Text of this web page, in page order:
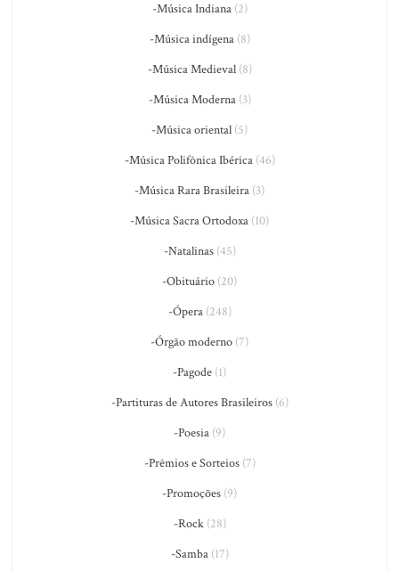
-Música Indiana(2)
-Música indígena(8)
-Música Medieval(8)
-Música Moderna(3)
-Música oriental (5)
-Música Polifônica Ibérica(46)
-Música Rara Brasileira (3)
-Música Sacra Ortodoxa (10)
-Natalinas(45)
-Obituário (20)
-Ópera(248)
-Órgão moderno (7)
-Pagode (1)
-Partituras de Autores Brasileiros(6)
-Poesia (9)
-Prêmios e Sorteios(7)
-Promoções (9)
-Rock(28)
-Samba(17)